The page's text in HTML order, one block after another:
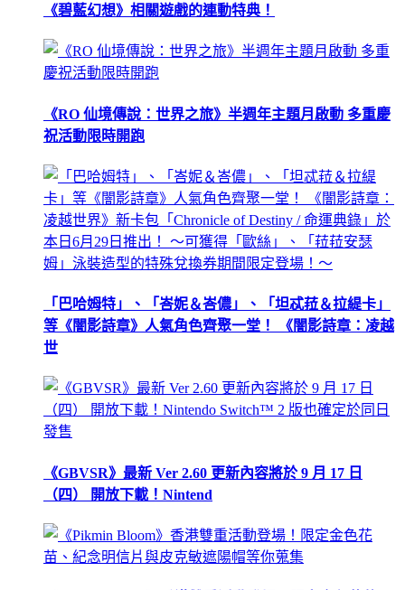
《碧藍幻想》相關遊戲的連動特典！
《RO 仙境傳說：世界之旅》半週年主題月啟動 多重慶
祝活動限時開跑
「巴哈姆特」、「峇妮＆峇儂」、「坦忒菈＆拉緹卡」
等《闇影詩章》人氣角色齊聚一堂！ 《闇影詩章：凌越
世
《GBVSR》最新 Ver 2.60 更新內容將於 9 月 17 日
（四） 開放下載！Nintend